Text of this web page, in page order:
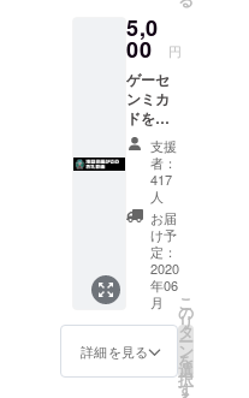
セージ
（PDF
化した
メッ
セージ
カー
ド）
5,0
00 円
ゲーセ
ンミカ
ドをコ
ロナか
ら救う
新規事
業計画
はコロ
ナ問題
では止
めませ
ん！
ゲーセ
ンミカ
ドは、
支援
者：
417
人
お届
け予
定：
2020
年06
月
詳細を見る
こ
の
リ
タ
ー
ン
を
選
択
す